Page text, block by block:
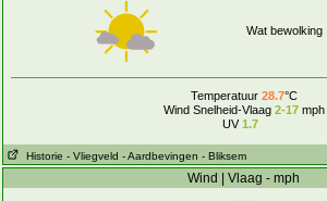
Wat bewolking
Temperatuur 28.7°C
Wind Snelheid-Vlaag 2-17mph
UV1.7
Historie - Vliegveld - Aardbevingen - Bliksem
Wind | Vlaag - mph